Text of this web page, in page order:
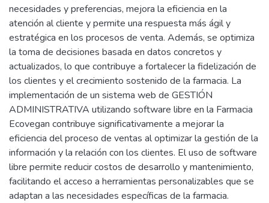
necesidades y preferencias, mejora la eficiencia en la
atención al cliente y permite una respuesta más ágil y
estratégica en los procesos de venta. Además, se optimiza
la toma de decisiones basada en datos concretos y
actualizados, lo que contribuye a fortalecer la fidelización de
los clientes y el crecimiento sostenido de la farmacia. La
implementación de un sistema web de GESTIÓN
ADMINISTRATIVA utilizando software libre en la Farmacia
Ecovegan contribuye significativamente a mejorar la
eficiencia del proceso de ventas al optimizar la gestión de la
información y la relación con los clientes. El uso de software
libre permite reducir costos de desarrollo y mantenimiento,
facilitando el acceso a herramientas personalizables que se
adaptan a las necesidades específicas de la farmacia.